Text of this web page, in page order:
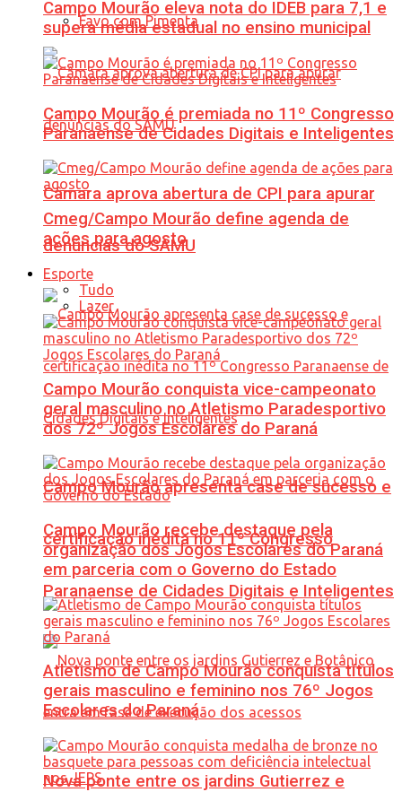
Favo com Pimenta
Câmara aprova abertura de CPI para apurar
denúncias do SAMU
Campo Mourão apresenta case de sucesso e
certificação inédita no 11º Congresso
Paranaense de Cidades Digitais e Inteligentes
Nova ponte entre os jardins Gutierrez e
Campo Mourão eleva nota do IDEB para 7,1 e
supera média estadual no ensino municipal
Campo Mourão é premiada no 11º Congresso
Paranaense de Cidades Digitais e Inteligentes
Cmeg/Campo Mourão define agenda de
ações para agosto
Esporte
Tudo
Lazer
Campo Mourão conquista vice-campeonato
geral masculino no Atletismo Paradesportivo
dos 72º Jogos Escolares do Paraná
Campo Mourão recebe destaque pela
organização dos Jogos Escolares do Paraná
em parceria com o Governo do Estado
Atletismo de Campo Mourão conquista títulos
gerais masculino e feminino nos 76º Jogos
Escolares do Paraná